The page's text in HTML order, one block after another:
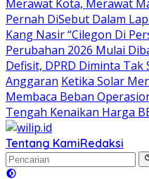
Merawat Kota, Merawat
Pernah DiSebut Dalam
Kang Nasir “Cilegon Di
Perubahan 2026 Mulai
Defisit, DPRD Diminta Tak
Anggaran Ketika Solar
Membaca Beban
Tengah Kenaikan Harga
Tentang KamiRedaksi